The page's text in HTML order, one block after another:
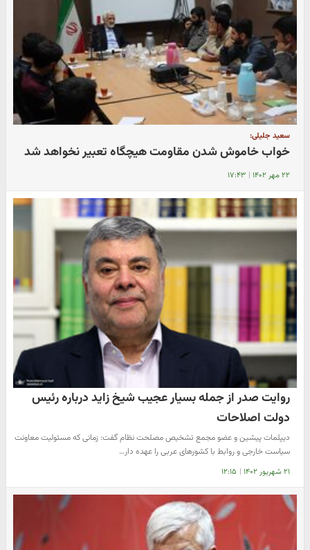
سعید جلیلی:
خواب خاموش شدن مقاومت هیچگاه تعبیر نخواهد شد
۲۲ مهر ۱۴۰۲ | ۱۷:۴۳
روایت صدر از جمله بسیار عجیب شیخ زاید درباره رئیس
دولت اصلاحات
دیپلمات پیشین و عضو مجمع تشخیص مصلحت نظام گفت: زمانی که مسئولیت معاونت
سیاست خارجی و روابط با کشورهای عربی را عهده دار…
۲۱ شهریور ۱۴۰۲ | ۱۲:۱۵